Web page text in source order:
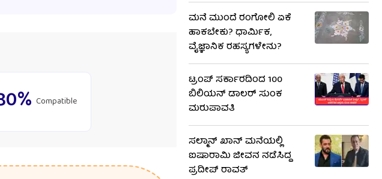
Compatible
ಮನೆ ಮುಂದೆ ರಂಗೋಲಿ ಏಕೆ
ಹಾಕಬೇಕು? ಧಾರ್ಮಿಕ,
ವೈಜ್ಞಾನಿಕ ರಹಸ್ಯಗಳೇನು?
ಟ್ರಂಪ್ ಸರ್ಕಾರದಿಂದ 100
ಬಿಲಿಯನ್ ಡಾಲರ್ ಸುಂಕ
ಮರುಪಾವತಿ
ಸಲ್ಮಾನ್ ಖಾನ್ ಮನೆಯಲ್ಲಿ
ಐಷಾರಾಮಿ ಜೀವನ ನಡೆಸಿದ್ದ
ಪ್ರದೀಪ್ ರಾವತ್